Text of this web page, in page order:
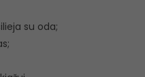
su oda;